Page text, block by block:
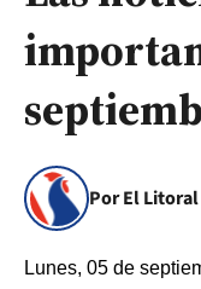
Por El Litoral
Lunes, 05 de